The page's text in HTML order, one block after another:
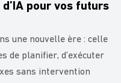
pour vos futurs
une nouvelle ère : celle
de planifier, d’exécuter
sans intervention